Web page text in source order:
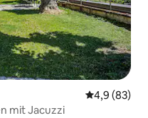
4,9 (83)
mit Jacuzzi